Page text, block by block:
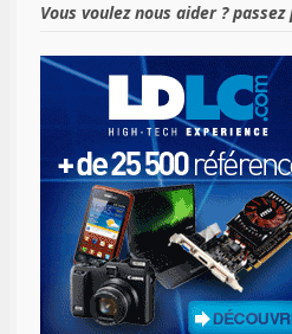
Vous voulez nous aider ?